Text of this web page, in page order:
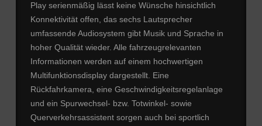
Play serienmäßig lässt keine Wünsche hinsichtlich
Konnektivität offen, das sechs Lautsprecher
umfassende Audiosystem gibt Musik und Sprache in
hoher Qualität wieder. Alle fahrzeugrelevanten
Informationen werden auf einem hochwertigen
Multifunktionsdisplay dargestellt. Eine
Rückfahrkamera, eine Geschwindigkeitsregelanlage
und ein Spurwechsel- bzw. Totwinkel- sowie
Querverkehrsassistent sorgen auch bei sportlich